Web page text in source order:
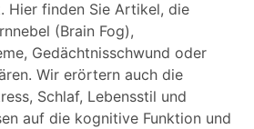
Hier finden Sie Artikel, die
(Brain Fog),
Gedächtnisschwund oder
Wir erörtern auch die
Schlaf, Lebensstil und
auf die kognitive Funktion und